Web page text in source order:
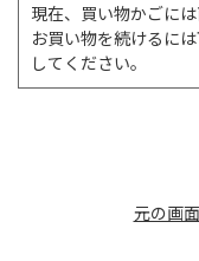
現在、買い物かごに
お買い物を続けるに
してください。
元の画